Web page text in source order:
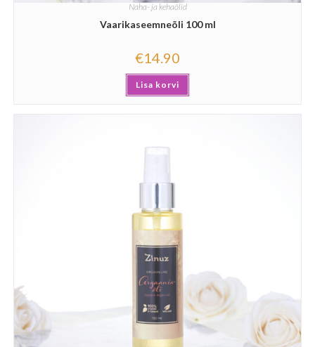
Naha- ja kehaõlid
Vaarikaseemneõli 100 ml
€14.90
Lisa korvi